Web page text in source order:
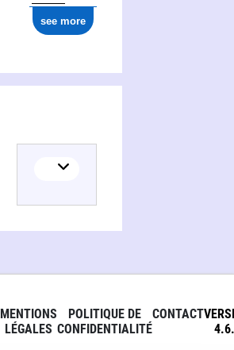
see more
MENTIONS
LÉGALES
POLITIQUE DE
CONFIDENTIALITÉ
CONTACT